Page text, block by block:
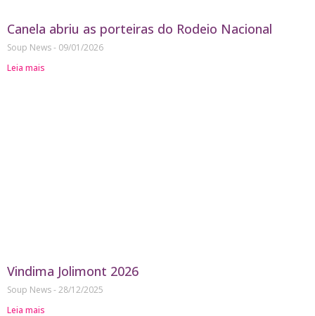
Canela abriu as porteiras do Rodeio Nacional
Soup News
09/01/2026
Leia mais
Vindima Jolimont 2026
Soup News 28/12/2025
Leia mais